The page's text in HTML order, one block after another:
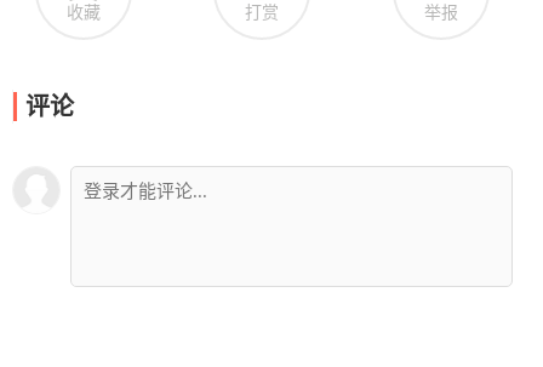
收藏 打赏 举报
评论